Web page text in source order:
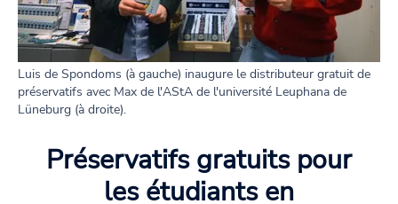
Luis de Spondoms (à gauche) inaugure le distributeur gratuit de
préservatifs avec Max de l'AStA de l'université Leuphana de
Lüneburg (à droite).
Préservatifs gratuits pour
les étudiants en